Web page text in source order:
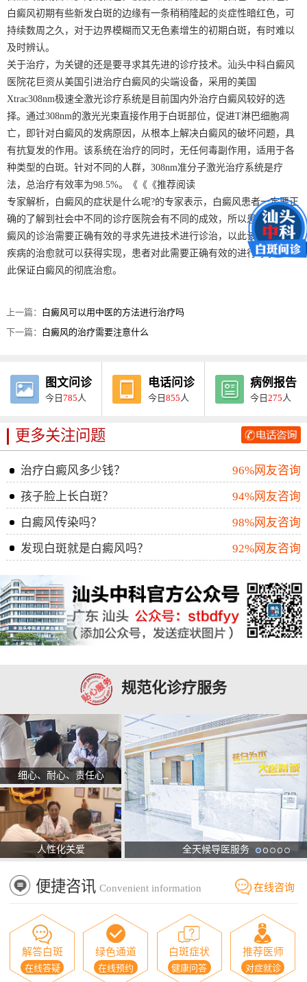
白癜风初期有些新发白斑的边缘有一条稍稍隆起的炎症性暗红色，可
持续数周之久，对于边界模糊而又无色素增生的初期白斑，有时难以
及时辨认。
关于治疗，为关键的还是要寻求其先进的诊疗技术。汕头中科白癜风
医院花巨资从美国引进治疗白癜风的尖端设备，采用的美国
Xtrac308nm极速全激光诊疗系统是目前国内外治疗白癜风较好的选
择。通过308nm的激光光束直接作用于白斑部位，促进T淋巴细胞凋
亡，即针对白癜风的发病原因，从根本上解决白癜风的破坏问题，具
有抗复发的作用。该系统在治疗的同时，无任何毒副作用，适用于各
种类型的白斑。针对不同的人群，308nm准分子激光治疗系统是疗
法，总治疗有效率为98.5%。《《《推荐阅读
专家解析，白癜风的症状是什么呢?的专家表示，白癜风患者一定要正
确的了解到社会中不同的诊疗医院会有不同的成效，所以患者对于白
癜风的诊治需要正确有效的寻求先进技术进行诊治，以此该种危害性
疾病的治愈就可以获得实现，患者对此需要正确有效的进行寻求，以
此保证白癜风的彻底治愈。
上一篇： 白癜风可以用中医的方法进行治疗吗
下一篇： 白癜风的治疗需要注意什么
图文问诊
今日785 人
电话问诊
今日855 人
病例报告
今日275 人
更多关注问题
治疗白癜风多少钱？
96%网友咨询
孩子脸上长白斑？
94%网友咨询
白癜风传染吗？
98%网友咨询
发现白斑就是白癜风吗？
92%网友咨询
规范化诊疗服务
细心、耐心、责任心
人性化关爱 全天候导医服务
便捷咨讯 Convenient information 在线咨询
解答白斑
在线答疑
绿色通道
在线预约
白斑症状
健康问答
推荐医师
对症就诊